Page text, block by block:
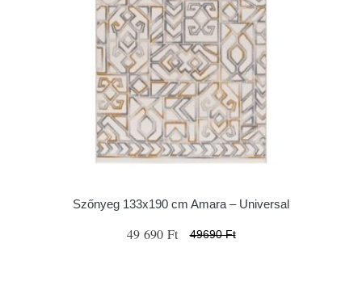
Szőnyeg 133x190 cm Amara – Universal
49 690 Ft 49690 Ft